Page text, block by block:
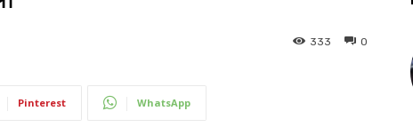
0
333
Pinterest WhatsApp